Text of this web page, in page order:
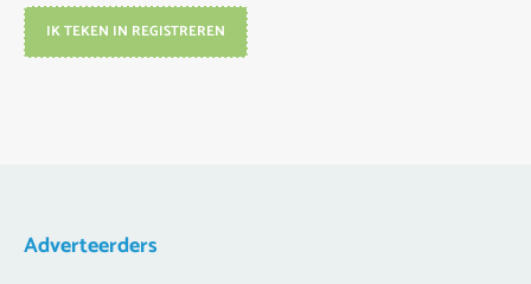
IK TEKEN IN REGISTREREN
Adverteerders